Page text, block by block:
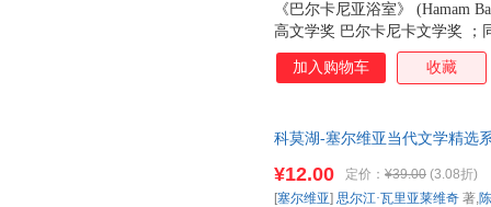
《巴尔卡尼亚浴室》 (Hamam
高文学奖 巴尔卡尼卡文学奖 ；
评为十本畅销书之一，并获得
zui佳小说；2009年获伊斯多拉
加入购物车 收藏
科莫湖-塞尔维亚当代文学精选
选购！
¥12.00 定价： ¥39.00 (3.08折)
[塞尔维亚] 思尔江·瓦里亚莱维奇 著,